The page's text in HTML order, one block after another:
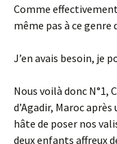
Comme
même pas à ce genre
J’en avais besoin, je
Nous voilà donc N°1,
d’Agadir, Maroc après
hâte de poser nos
deux enfants affreux